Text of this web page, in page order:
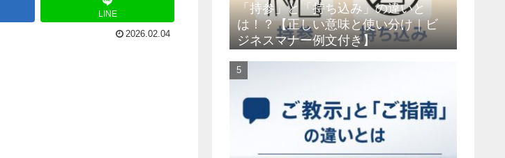
LINE
2026.02.04
「持参」と「持ち込み」の違いと
は！？【正しい意味と使い分け｜ビ
ジネスマナー例文付き】